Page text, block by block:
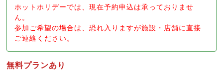
ホットホリデーでは、現在予約申込は承っておりませ
ん。
参加ご希望の場合は、恐れ入りますが施設・店舗に直接
ご連絡ください。
無料プランあり